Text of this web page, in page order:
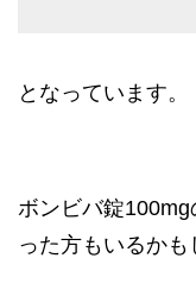
となっています。
ボンビバ錠
った方もいるかも